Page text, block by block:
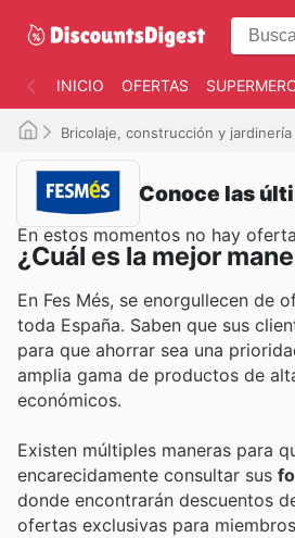
INICIO OFERTAS
Bricolaje, construcción y jardinería
Conoce las
En estos momentos no hay
¿Cuál es la mejor
En Fes Més, se enorgullecen
toda España. Saben que sus
para que ahorrar sea una
amplia gama de productos de
económicos.
Existen múltiples maneras para
encarecidamente consultar sus
donde encontrarán descuentos
ofertas exclusivas para